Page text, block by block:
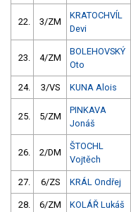
22. 3/ZM
KRATOCHVÍL
Devi
23. 4/ZM
BOLEHOVSKÝ
Oto
24. 3/VS KUNA Alois
25. 5/ZM
PINKAVA
Jonáš
26. 2/DM
ŠTOCHL
Vojtěch
27. 6/ZS KRÁL Ondřej
28. 6/ZM KOLÁŘ Lukáš